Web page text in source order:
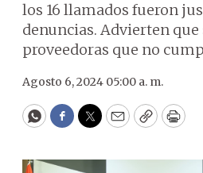
los 16 llamados fueron
denuncias. Advierten
proveedoras que no
Agosto 6, 2024 05:00 a. m.
WhatsApp
Facebook
Twitter
EmailCopyPrint